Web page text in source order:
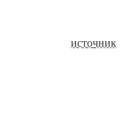
источник